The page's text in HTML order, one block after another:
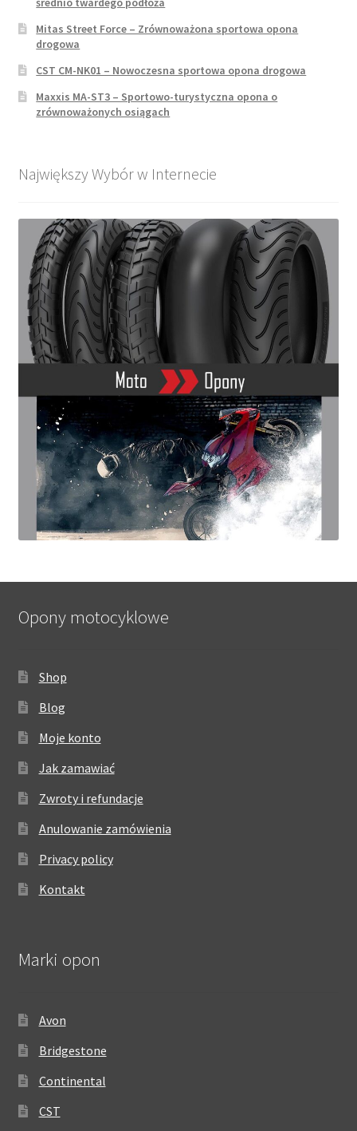
Mitas Street Force – Zrównoważona sportowa opona
drogowa
CST CM-NK01 – Nowoczesna sportowa opona drogowa
Maxxis MA-ST3 – Sportowo-turystyczna opona o
zrównoważonych osiągach
Największy Wybór w Internecie
Opony motocyklowe
Shop
Blog
Moje konto
Jak zamawiać
Zwroty i refundacje
Anulowanie zamówienia
Privacy policy
Kontakt
Marki opon
Avon
Bridgestone
Continental
CST